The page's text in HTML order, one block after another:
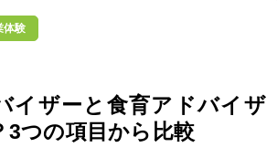
体験
イザーと食育アドバイザ
3つの項目から比較